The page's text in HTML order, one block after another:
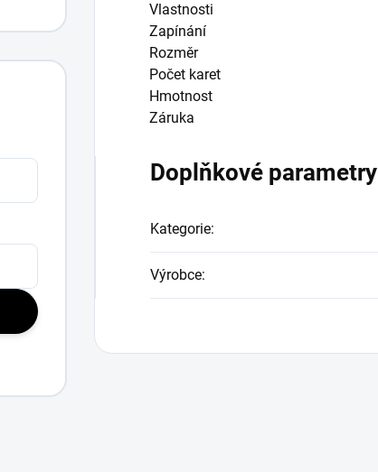
Vlastnosti
Zapínání
Rozměr
Počet karet
Hmotnost
Záruka
Doplňkové parametry
Kategorie:
Výrobce: